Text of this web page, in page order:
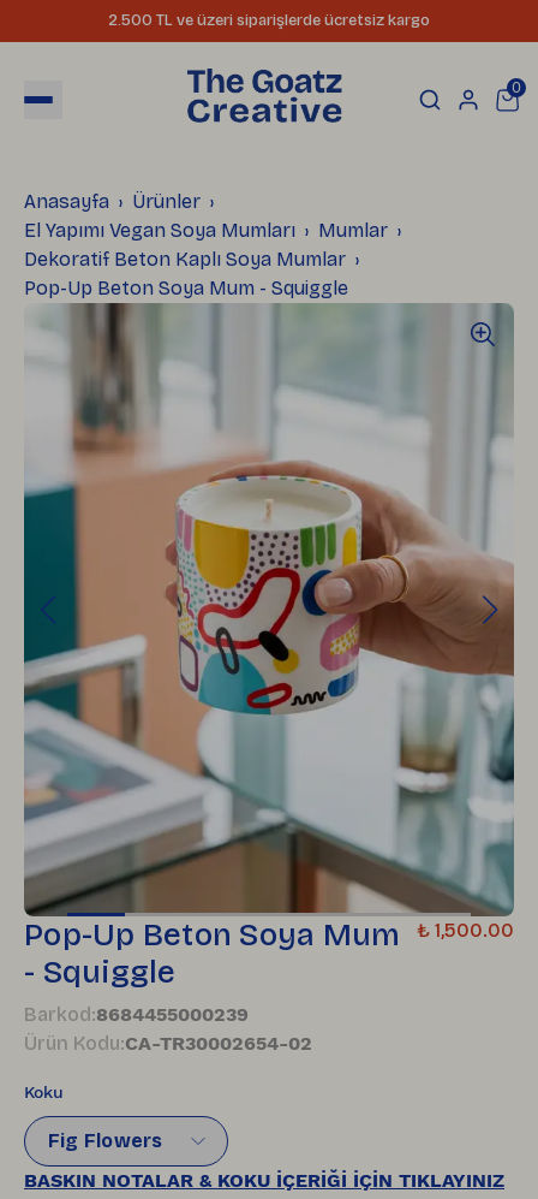
2.500 TL ve üzeri siparişlerde ücretsiz kargo
0
Anasayfa
Ürünler
El Yapımı Vegan Soya Mumları
Mumlar
Dekoratif Beton Kaplı Soya Mumlar
Pop-Up Beton Soya Mum - Squiggle
Pop-Up Beton Soya Mum
- Squiggle
₺ 1,500.00
Barkod:8684455000239
Ürün Kodu:CA-TR30002654-02
Koku
Fig Flowers
BASKIN NOTALAR & KOKU İÇERİĞİ İÇİN TIKLAYINIZ